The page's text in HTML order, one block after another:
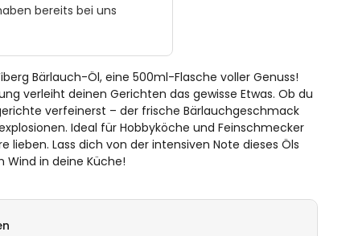
bereits bei uns
Bärlauch-Öl, eine 500ml-Flasche voller Genuss!
verleiht deinen Gerichten das gewisse Etwas. Ob du
verfeinerst – der frische Bärlauchgeschmack
Ideal für Hobbyköche und Feinschmecker
lieben. Lass dich von der intensiven Note dieses Öls
Wind in deine Küche!